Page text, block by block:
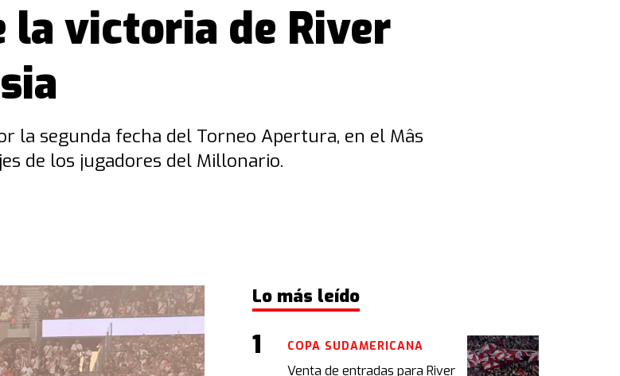
la victoria de River
la segunda fecha del Torneo Apertura, en el Mâs
de los jugadores del Millonario.
Lo más leído
Venta de entradas para River
COPA SUDAMERICANA